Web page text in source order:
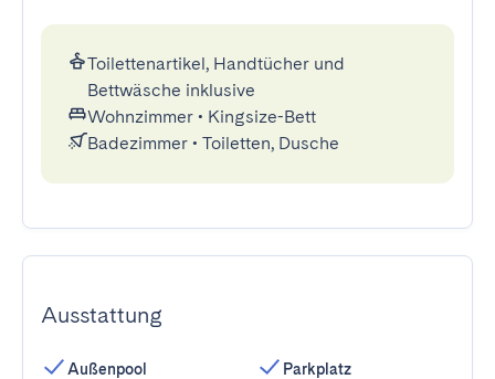
Toilettenartikel, Handtücher und
Bettwäsche inklusive
Wohnzimmer • Kingsize-Bett
Badezimmer • Toiletten, Dusche
Ausstattung
Außenpool
Parkplatz